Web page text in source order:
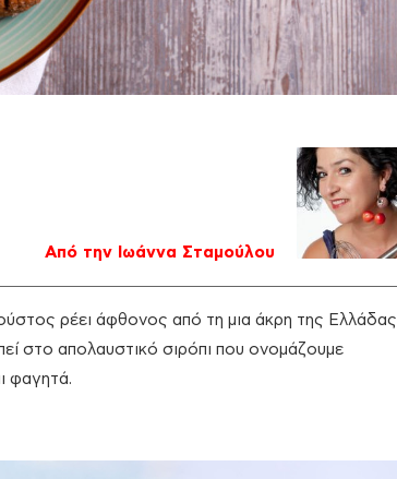
Από την Ιωάννα Σταμούλου
ρέει άφθονος από τη μια άκρη της Ελλάδας
στο απολαυστικό σιρόπι που ονομάζουμε
φαγητά.